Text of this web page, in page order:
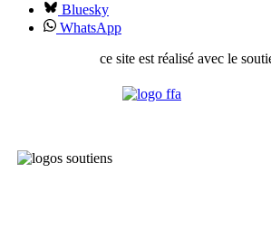
Bluesky
WhatsApp
ce site est réalisé avec le